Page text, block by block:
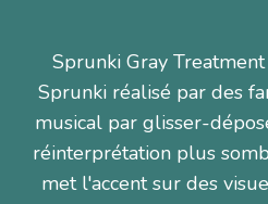
Sprunki Gray
Sprunki réalisé par des
musical par glisser-
réinterprétation plus
met l'accent sur des